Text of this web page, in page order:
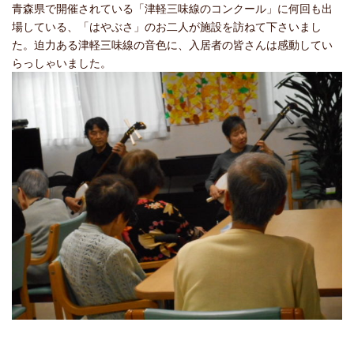
青森県で開催されている「津軽三味線のコンクール」に何回も出
場している、「はやぶさ」のお二人が施設を訪ねて下さいまし
た。迫力ある津軽三味線の音色に、入居者の皆さんは感動してい
らっしゃいました。